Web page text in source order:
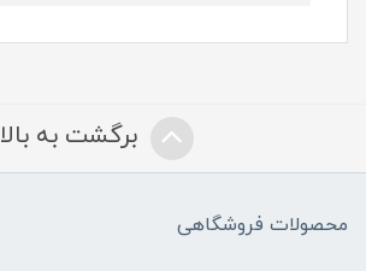
برگشت به بالا
محصولات فروشگاهی